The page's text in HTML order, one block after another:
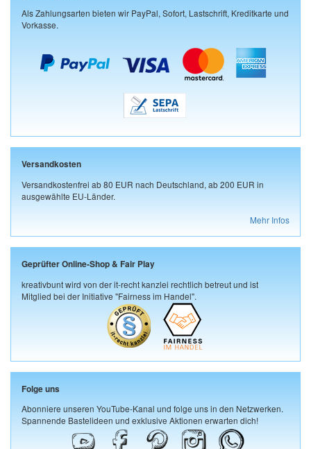
Als Zahlungsarten bieten wir PayPal, Sofort, Lastschrift, Kreditkarte und
Vorkasse.
Versandkosten
Versandkostenfrei ab 80 EUR nach Deutschland, ab 200 EUR in
ausgewählte EU-Länder.
Mehr Infos
Geprüfter Online-Shop & Fair Play
kreativbunt wird von der it-recht kanzlei rechtlich betreut und ist
Mitglied bei der Initiative "Fairness im Handel".
Folge uns
Abonniere unseren YouTube-Kanal und folge uns in den Netzwerken.
Spannende Bastelideen und exklusive Aktionen erwarten dich!